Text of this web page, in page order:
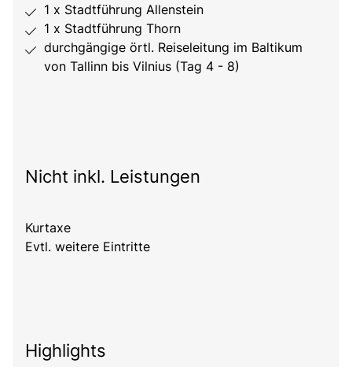
1 x Stadtführung Allenstein
1 x Stadtführung Thorn
durchgängige örtl. Reiseleitung im Baltikum
von Tallinn bis Vilnius (Tag 4 - 8)
Nicht inkl. Leistungen
Kurtaxe
Evtl. weitere Eintritte
Highlights